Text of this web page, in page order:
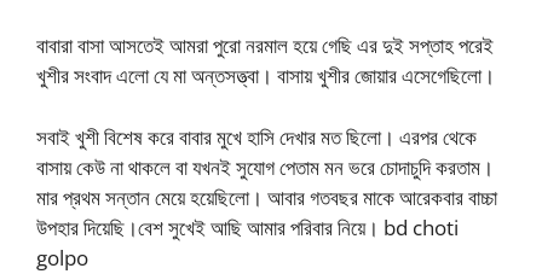
বাবারা বাসা আসতেই আমরা পুরো নরমাল হয়ে গেছি এর দুই সপ্তাহ পরেই
খুশীর সংবাদ এলো যে মা অন্তসত্ত্বা। বাসায় খুশীর জোয়ার এসেগেছিলো।
সবাই খুশী বিশেষ করে বাবার মুখে হাসি দেখার মত ছিলো। এরপর থেকে
বাসায় কেউ না থাকলে বা যখনই সুযোগ পেতাম মন ভরে চোদাচুদি করতাম।
মার প্রথম সন্তান মেয়ে হয়েছিলো। আবার গতবছর মাকে আরেকবার বাচ্চা
উপহার দিয়েছি।বেশ সুখেই আছি আমার পরিবার নিয়ে। bd choti
golpo